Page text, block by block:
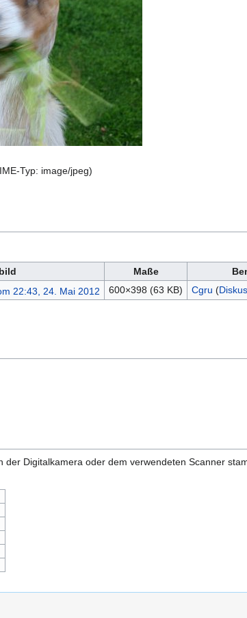
Typ: image/jpeg)
Maße
600×398 (63 KB) Cgru (
Digitalkamera oder dem verwendeten Scanner